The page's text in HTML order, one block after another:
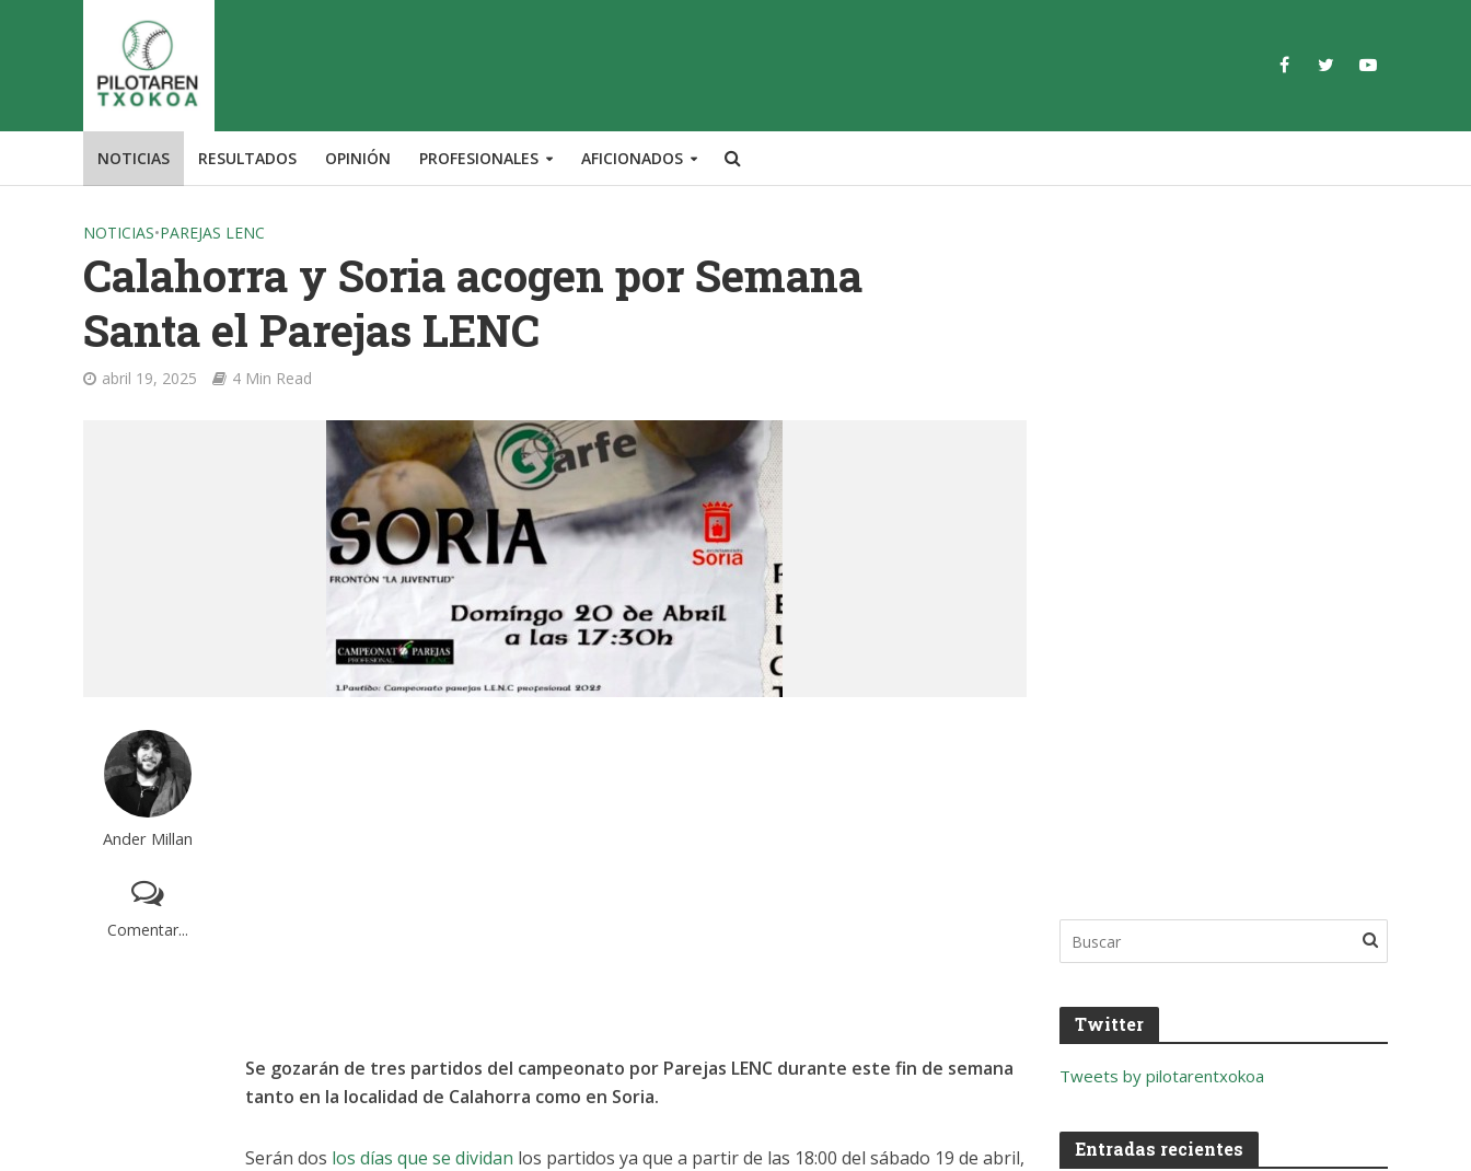
NOTICIAS RESULTADOS OPINIÓN PROFESIONALES AFICIONADOS
NOTICIAS•PAREJAS LENC
Calahorra y Soria acogen por Semana
Santa el Parejas LENC
abril 19, 2025 4 Min Read
Ander Millan
Comentar...
Se gozarán de tres partidos del campeonato por Parejas LENC durante este fin de semana
tanto en la localidad de Calahorra como en Soria.
Serán dos los días que se dividan los partidos ya que a partir de las 18:00 del sábado 19 de abril,
Twitter
Tweets by pilotarentxokoa
Entradas recientes